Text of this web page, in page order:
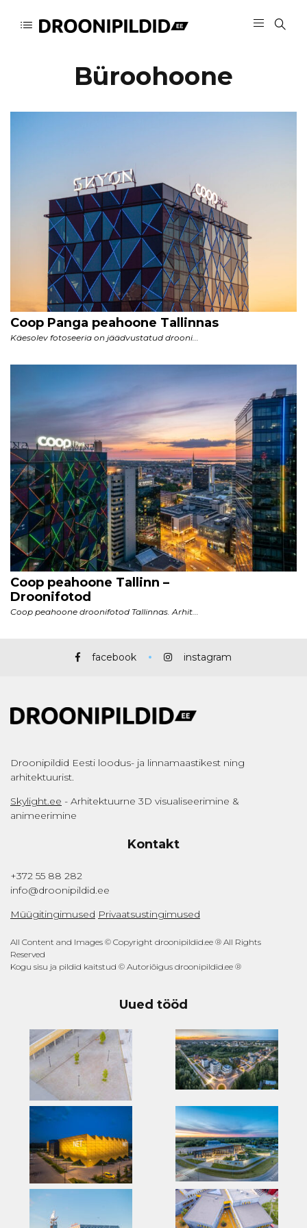
Büroohoone
facebook instagram
Droonipildid Eesti loodus- ja linnamaastikest ning
arhitektuurist.
Skylight.ee - Arhitektuurne 3D visualiseerimine &
animeerimine
Kontakt
+372 55 88 282
info@droonipildid.ee
Müügitingimused Privaatsustingimused
All Content and Images © Copyright droonipildid.ee ® All Rights
Reserved
Kogu sisu ja pildid kaitstud © Autoriõigus droonipildid.ee ®
Uued tööd